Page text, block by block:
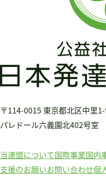
〒114-0015 東京都北区中里
パレドール六義園北402号室
当連盟について国際事業国内
支援のお願いお問い合わせ個